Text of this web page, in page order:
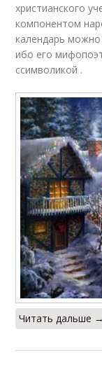
христианского
компонентом
календарь можно
ибо его
ссимволикой .
Читать дальше →